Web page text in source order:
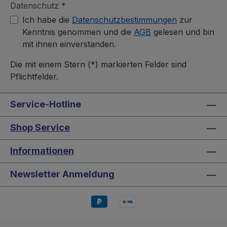
Erbsen Flips XOX Erdnussflips XOX
American Fries XOX Bacon Snack XOX
Kartoffelchips Paprika XOX Cheeseballs
XOX Corns Paprika XOX Popcorn
Popcorn XOX Donutringe XOX PartyFlips
XOX Salsa Dip Hinweis: Die genaue
Zusammenstellung kann je nach
Warenverfügbarkeit leicht variieren. Du
bekommst aber immer eine großzügige,
abwechslungsreiche Snackauswahl aus
dem XOX Sortiment.
Datenschutz *
Ich habe die Datenschutzbestimmungen zur
Kenntnis genommen und die AGB gelesen und bin
mit ihnen einverstanden.
Die mit einem Stern (*) markierten Felder sind
Pflichtfelder.
Service-Hotline
Shop Service
Informationen
Newsletter Anmeldung